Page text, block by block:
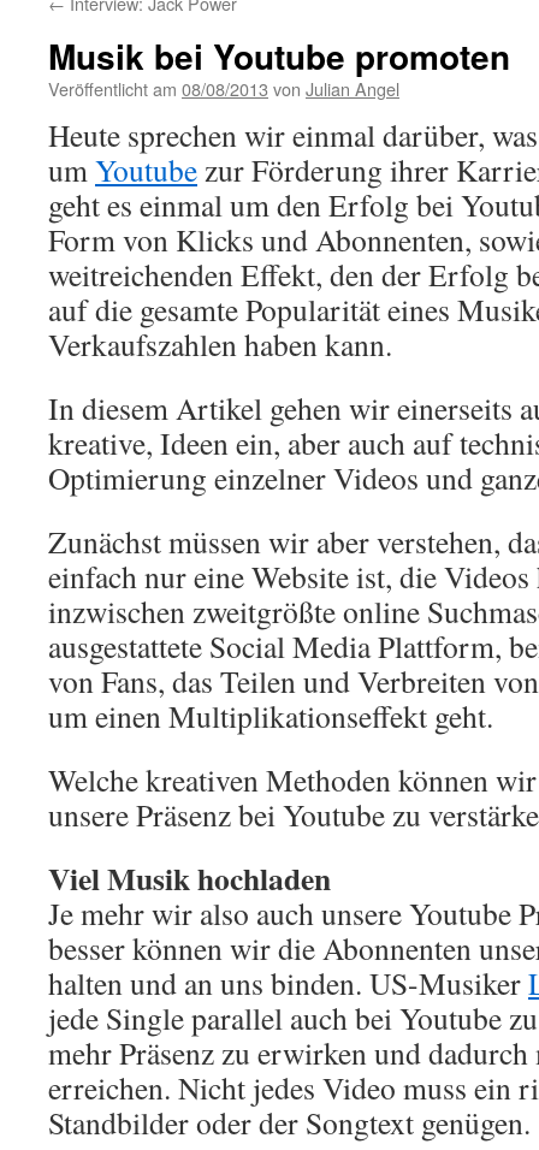
Musik bei Youtube promoten
Veröffentlicht am 08/08/2013 von Julian Angel
Heute sprechen wir einmal darüber,
umYoutubezur Förderung ihrer
geht es einmal um den Erfolg bei
Form von Klicks und Abonnenten,
weitreichenden Effekt, den der Erfolg
auf die gesamte Popularität eines
Verkaufszahlen haben kann.
In diesem Artikel gehen wir einerseits
kreative, Ideen ein, aber auch auf
Optimierung einzelner Videos und
Zunächst müssen wir aber verstehen,
einfach nur eine Website ist, die
inzwischen zweitgrößte online
ausgestattete Social Media Plattform,
von Fans, das Teilen und Verbreiten
um einen Multiplikationseffekt geht.
Welche kreativen Methoden können
unsere Präsenz bei Youtube zu
Viel Musik hochladen
Je mehr wir also auch unsere Youtube
besser können wir die Abonnenten
halten und an uns binden. US-Musiker
jede Single parallel auch bei Youtube
mehr Präsenz zu erwirken und
erreichen. Nicht jedes Video muss ein
Standbilder oder der Songtext genügen.